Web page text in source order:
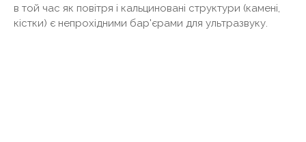
в той час як повітря і кальциновані структури (камені,
кістки) є непрохідними бар'єрами для ультразвуку.